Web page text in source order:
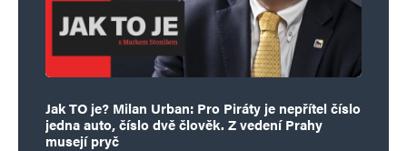
Jak TO je? Milan Urban: Pro Piráty je nepřítel číslo
jedna auto, číslo dvě člověk. Z vedení Prahy
musejí pryč